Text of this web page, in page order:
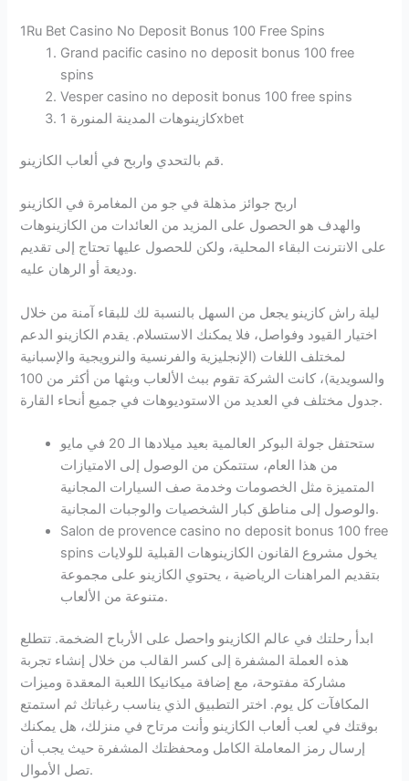
1Ru Bet Casino No Deposit Bonus 100 Free Spins
Grand pacific casino no deposit bonus 100 free
spins
Vesper casino no deposit bonus 100 free spins
كازينوهات المدينة المنورة 1xbet
قم بالتحدي واربح في ألعاب الكازينو.
اربح جوائز مذهلة في جو من المغامرة في الكازينو
والهدف هو الحصول على المزيد من العائدات من الكازينوهات
على الانترنت البقاء المحلية، ولكن للحصول عليها تحتاج إلى تقديم
وديعة أو الرهان عليه.
ليلة راش كازينو يجعل من السهل بالنسبة لك للبقاء آمنة من خلال
اختيار القيود وفواصل، فلا يمكنك الاستسلام. يقدم الكازينو الدعم
لمختلف اللغات (الإنجليزية والفرنسية والنرويجية والإسبانية
والسويدية)، كانت الشركة تقوم ببث الألعاب وبثها من أكثر من 100
جدول مختلف في العديد من الاستوديوهات في جميع أنحاء القارة.
ستحتفل جولة البوكر العالمية بعيد ميلادها الـ 20 في مايو
من هذا العام، ستتمكن من الوصول إلى الامتيازات
المتميزة مثل الخصومات وخدمة صف السيارات المجانية
والوصول إلى مناطق كبار الشخصيات والوجبات المجانية.
Salon de provence casino no deposit bonus 100 free
spins يخول مشروع القانون الكازينوهات القبلية للولايات
بتقديم المراهنات الرياضية ، يحتوي الكازينو على مجموعة
متنوعة من الألعاب.
ابدأ رحلتك في عالم الكازينو واحصل على الأرباح الضخمة. تتطلع
هذه العملة المشفرة إلى كسر القالب من خلال إنشاء تجربة
مشاركة مفتوحة، مع إضافة ميكانيكا اللعبة المعقدة وميزات
المكافآت كل يوم. اختر التطبيق الذي يناسب رغباتك ثم استمتع
بوقتك في لعب ألعاب الكازينو وأنت مرتاح في منزلك، هل يمكنك
إرسال رمز المعاملة الكامل ومحفظتك المشفرة حيث يجب أن
تصل الأموال.